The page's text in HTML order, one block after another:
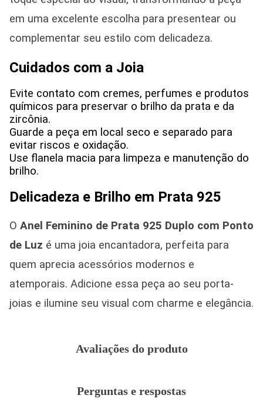
em uma excelente escolha para presentear ou
complementar seu estilo com delicadeza.
Cuidados com a Joia
Evite contato com cremes, perfumes e produtos
químicos para preservar o brilho da prata e da
zircônia.
Guarde a peça em local seco e separado para
evitar riscos e oxidação.
Use flanela macia para limpeza e manutenção do
brilho.
Delicadeza e Brilho em Prata 925
O Anel Feminino de Prata 925 Duplo com Ponto
de Luz é uma joia encantadora, perfeita para
quem aprecia acessórios modernos e
atemporais. Adicione essa peça ao seu porta-
joias e ilumine seu visual com charme e elegância.
Avaliações do produto
Perguntas e respostas